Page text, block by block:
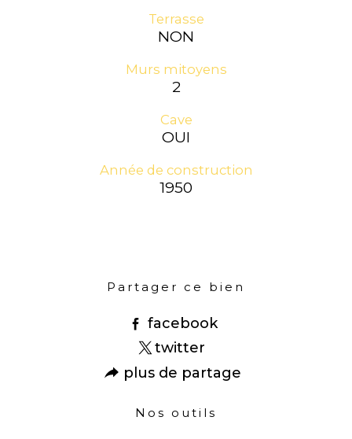
Terrasse
NON
Murs mitoyens
2
Cave
OUI
Année de construction
1950
Partager ce bien
facebook
twitter
plus de partage
Nos outils